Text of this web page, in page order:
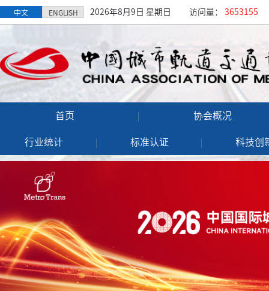
中文 ENGLISH 2026年8月9日 星期日 访问量： 3653155
首页 协会概况
行业统计 标准认证 科技创